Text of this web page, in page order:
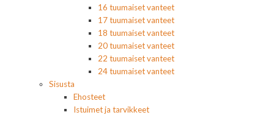
16 tuumaiset vanteet
17 tuumaiset vanteet
18 tuumaiset vanteet
20 tuumaiset vanteet
22 tuumaiset vanteet
24 tuumaiset vanteet
Sisusta
Ehosteet
Istuimet ja tarvikkeet